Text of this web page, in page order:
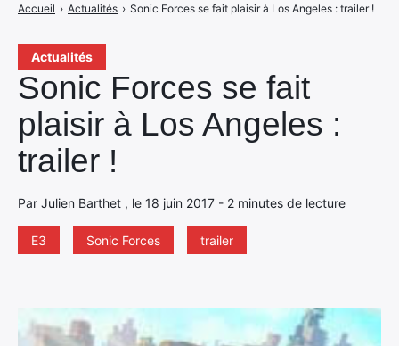
Actualités
Sonic Forces se fait
plaisir à Los Angeles :
trailer !
Par Julien Barthet , le 18 juin 2017 - 2 minutes de lecture
E3 Sonic Forces trailer
Accueil › Actualités › Sonic Forces se fait plaisir à Los Angeles : trailer !